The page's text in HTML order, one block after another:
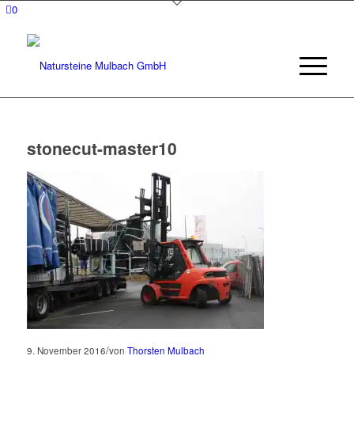
0
stonecut-master10
9. November 2016/von Thorsten Mulbach